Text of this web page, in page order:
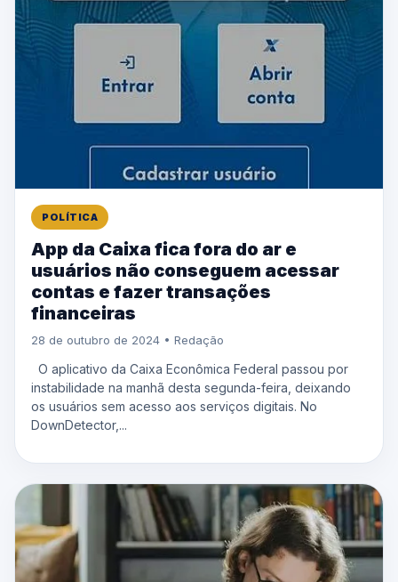
POLÍTICA
App da Caixa fica fora do ar e
usuários não conseguem acessar
contas e fazer transações
financeiras
28 de outubro de 2024 • Redação
O aplicativo da Caixa Econômica Federal passou por
instabilidade na manhã desta segunda-feira, deixando
os usuários sem acesso aos serviços digitais. No
DownDetector,...